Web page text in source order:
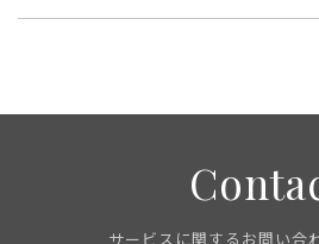
サービスに関するお問い合